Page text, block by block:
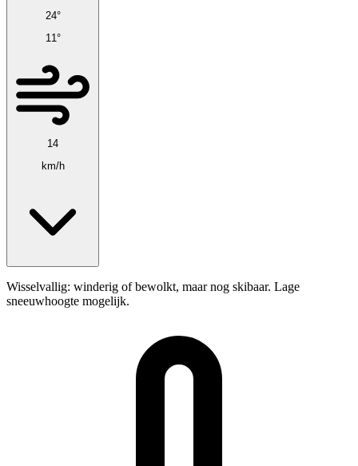
24°
11°
14
km/h
Wisselvallig: winderig of bewolkt, maar nog skibaar. Lage
sneeuwhoogte mogelijk.